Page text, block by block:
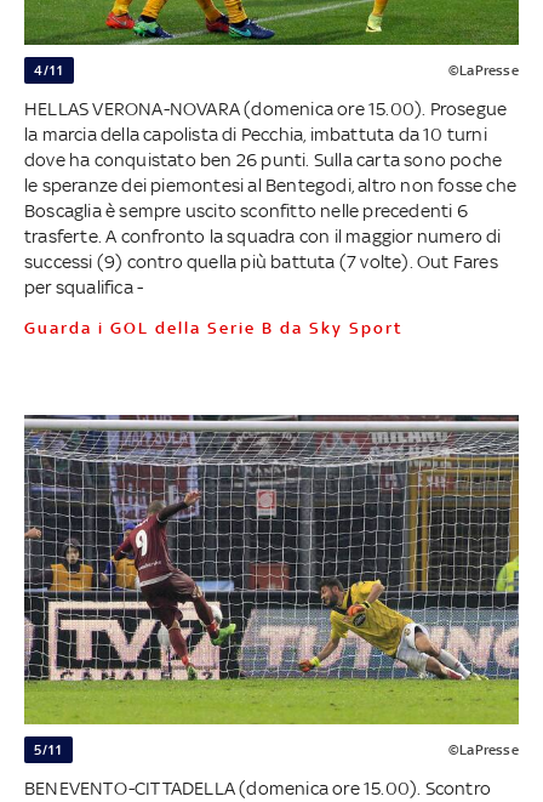
4/11 ©LaPresse
HELLAS VERONA-NOVARA (domenica ore 15.00). Prosegue
la marcia della capolista di Pecchia, imbattuta da 10 turni
dove ha conquistato ben 26 punti. Sulla carta sono poche
le speranze dei piemontesi al Bentegodi, altro non fosse che
Boscaglia è sempre uscito sconfitto nelle precedenti 6
trasferte. A confronto la squadra con il maggior numero di
successi (9) contro quella più battuta (7 volte). Out Fares
per squalifica -
Guarda i GOL della Serie B da Sky Sport
5/11 ©LaPresse
BENEVENTO-CITTADELLA (domenica ore 15.00). Scontro